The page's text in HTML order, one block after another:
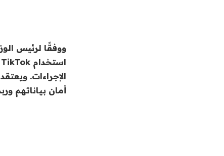
ووفقًا لرئيس
الإجراءات.
أمان بياناتهم